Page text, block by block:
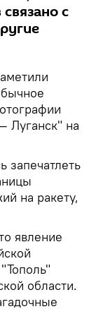
с
Луганск" на
запечатлеть
на ракету,
явление
области.